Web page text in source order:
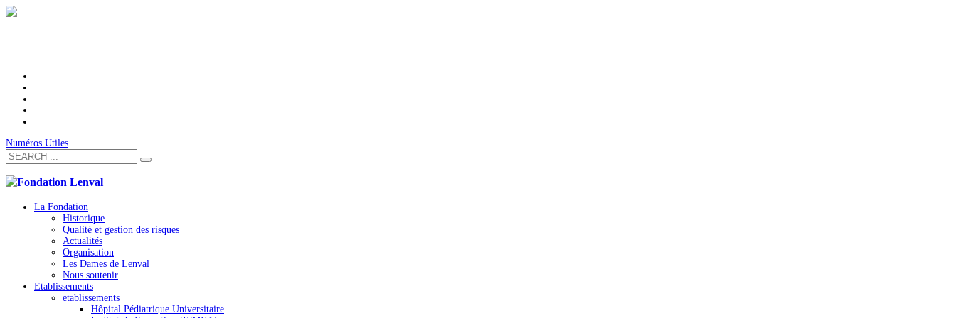
Numéros Utiles
La Fondation
Historique
Qualité et gestion des risques
Actualités
Organisation
Les Dames de Lenval
Nous soutenir
Etablissements
etablissements
Hôpital Pédiatrique Universitaire